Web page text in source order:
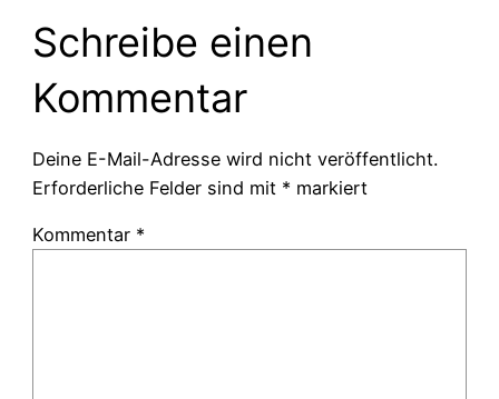
Schreibe einen
Kommentar
Deine E-Mail-Adresse wird nicht veröffentlicht.
Erforderliche Felder sind mit * markiert
Kommentar *